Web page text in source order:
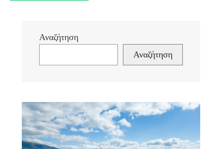
Αναζήτηση
Αναζήτηση